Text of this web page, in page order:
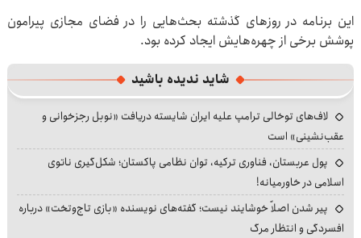
این برنامه در روزهای گذشته بحث‌هایی را در فضای مجازی پیرامون
پوشش برخی از چهره‌هایش ایجاد کرده بود.
شاید ندیده باشید
لاف‌های توخالی ترامپ علیه ایران شایسته دریافت «نوبل رجزخوانی و
عقب‌نشینی» است
پول عربستان، فناوری ترکیه، توان نظامی پاکستان؛ شکل‌گیری ناتوی
اسلامی در خاورمیانه!
پیر شدن اصلاً خوشایند نیست؛ گفته‌های نویسنده «بازی تاج‌وتخت» درباره
افسردگی و انتظار مرگ